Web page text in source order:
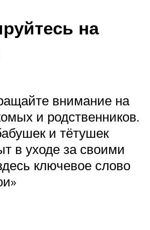
на
внимание на
и родственников.
и тётушек
в уходе за своими
ключевое слово